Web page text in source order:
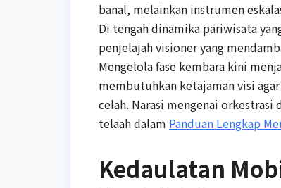
banal, melainkan instrumen
Di tengah dinamika pariwisata
penjelajah visioner yang
Mengelola fase kembara kini
membutuhkan ketajaman visi
celah. Narasi mengenai
telaah dalam Panduan Lengkap
Kedaulatan